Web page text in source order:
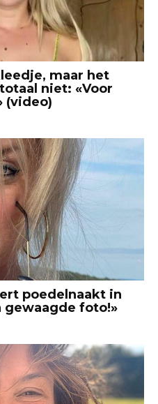
maar het
niet: «Voor
(video)
poedelnaakt in
gewaagde foto!»